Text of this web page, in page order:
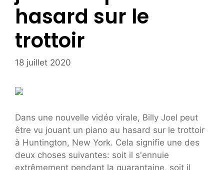
hasard sur le
trottoir
18 juillet 2020
Dans une nouvelle vidéo virale, Billy Joel peut
être vu jouant un piano au hasard sur le trottoir
à Huntington, New York. Cela signifie une des
deux choses suivantes: soit il s'ennuie
extrêmement pendant la quarantaine, soit il